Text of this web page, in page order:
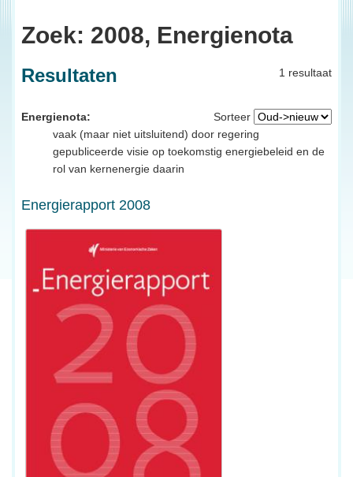
Zoek: 2008, Energienota
1 resultaat
Resultaten
Sorteer
Energienota:
vaak (maar niet uitsluitend) door regering
gepubliceerde visie op toekomstig energiebeleid en de
rol van kernenergie daarin
Energierapport 2008